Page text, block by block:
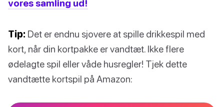
vores samling ud!
Tip: Det er endnu sjovere at spille drikkespil med
kort, når din kortpakke er vandtæt. Ikke flere
ødelagte spil eller våde husregler! Tjek dette
vandtætte kortspil på Amazon: